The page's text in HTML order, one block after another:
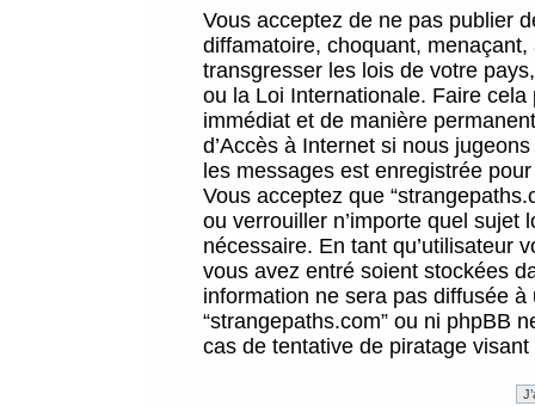
Vous acceptez de ne pas publier
diffamatoire, choquant,
transgresser les lois de votre
ou la Loi Internationale. Faire
immédiat et de manière
d’Accès à Internet si nous
les messages est enregistrée
Vous acceptez que
ou verrouiller n’importe quel sujet
nécessaire. En tant qu’utilisateur
vous avez entré soient stockées
information ne sera pas diffusée
“strangepaths.com” ou ni phpBB
cas de tentative de piratage